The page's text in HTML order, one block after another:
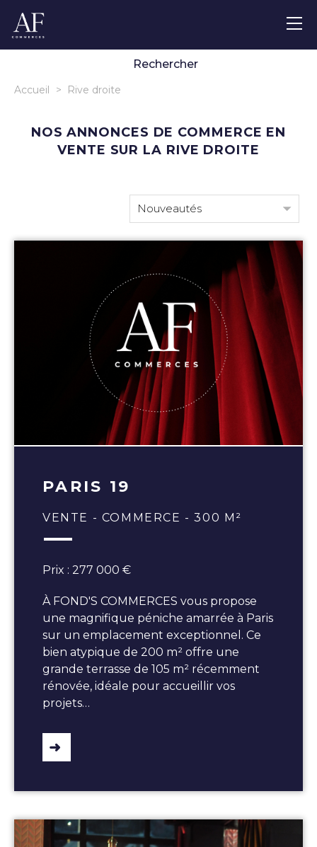
Rechercher
Localisation
Accueil > Rive droite
NOS ANNONCES DE COMMERCE EN
VENTE SUR LA RIVE DROITE
PARIS 19
VENTE - COMMERCE - 300 M²
Prix : 277 000 €
À FOND'S COMMERCES vous propose
une magnifique péniche amarrée à Paris
sur un emplacement exceptionnel. Ce
bien atypique de 200 m² offre une
grande terrasse de 105 m² récemment
rénovée, idéale pour accueillir vos
projets…